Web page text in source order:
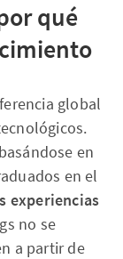
qué
global
en
en el
experiencias
no se
a partir de